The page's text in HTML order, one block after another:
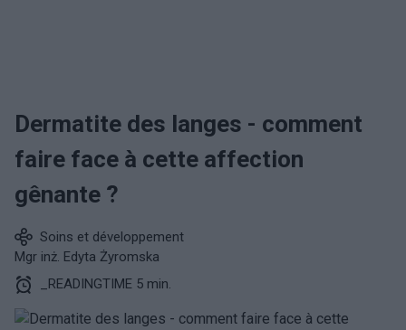
Dermatite des langes - comment
faire face à cette affection
gênante ?
Soins et développement
Mgr inż. Edyta Żyromska
_READINGTIME 5 min.